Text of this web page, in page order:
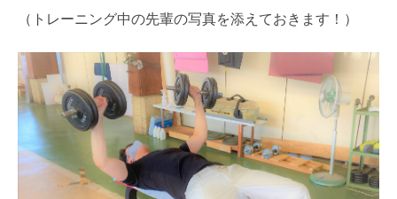
（トレーニング中の先輩の写真を添えておきます！）